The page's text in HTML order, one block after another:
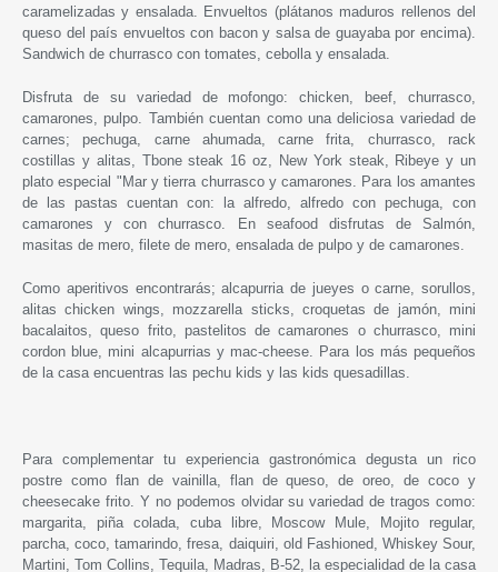
caramelizadas y ensalada. Envueltos (plátanos maduros rellenos del
queso del país envueltos con bacon y salsa de guayaba por encima).
Sandwich de churrasco con tomates, cebolla y ensalada.
Disfruta de su variedad de mofongo: chicken, beef, churrasco,
camarones, pulpo. También cuentan como una deliciosa variedad de
carnes; pechuga, carne ahumada, carne frita, churrasco, rack
costillas y alitas, Tbone steak 16 oz, New York steak, Ribeye y un
plato especial "Mar y tierra churrasco y camarones. Para los amantes
de las pastas cuentan con: la alfredo, alfredo con pechuga, con
camarones y con churrasco. En seafood disfrutas de Salmón,
masitas de mero, filete de mero, ensalada de pulpo y de camarones.
Como aperitivos encontrarás; alcapurria de jueyes o carne, sorullos,
alitas chicken wings, mozzarella sticks, croquetas de jamón, mini
bacalaitos, queso frito, pastelitos de camarones o churrasco, mini
cordon blue, mini alcapurrias y mac-cheese. Para los más pequeños
de la casa encuentras las pechu kids y las kids quesadillas.
Para complementar tu experiencia gastronómica degusta un rico
postre como flan de vainilla, flan de queso, de oreo, de coco y
cheesecake frito. Y no podemos olvidar su variedad de tragos como:
margarita, piña colada, cuba libre, Moscow Mule, Mojito regular,
parcha, coco, tamarindo, fresa, daiquiri, old Fashioned, Whiskey Sour,
Martini, Tom Collins, Tequila, Madras, B-52, la especialidad de la casa